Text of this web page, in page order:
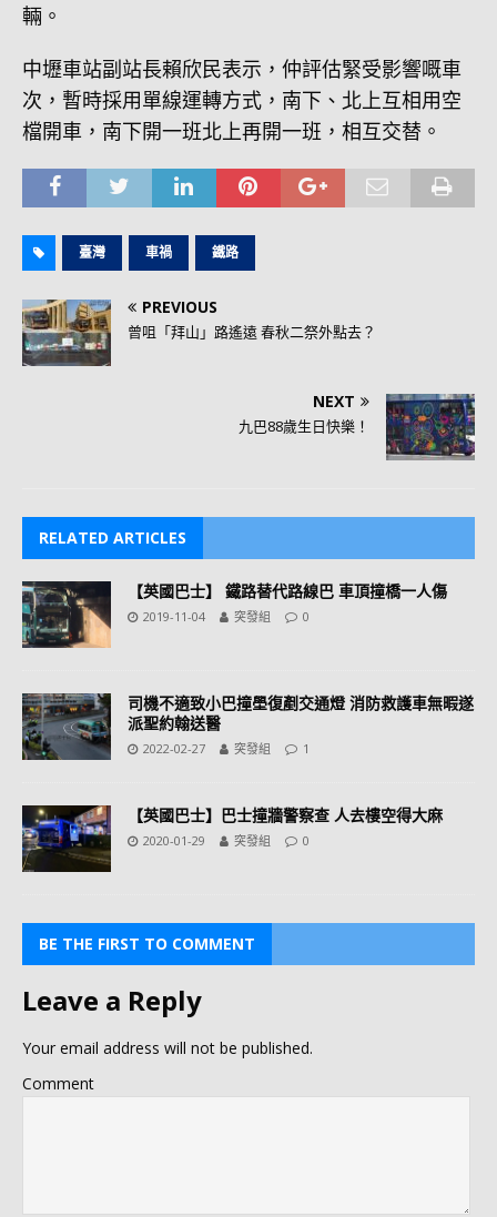
輛。
中壢車站副站長賴欣民表示，仲評估緊受影響嘅車
次，暫時採用單線運轉方式，南下、北上互相用空
檔開車，南下開一班北上再開一班，相互交替。
臺灣 車禍 鐵路
PREVIOUS
曾咀「拜山」路遙遠 春秋二祭外點去？
NEXT
九巴88歲生日快樂！
RELATED ARTICLES
【英國巴士】 鐵路替代路線巴 車頂撞橋一人傷
2019-11-04 突發組 0
司機不適致小巴撞壆復剷交通燈 消防救護車無暇遂
派聖約翰送醫
2022-02-27 突發組 1
【英國巴士】巴士撞牆警察查 人去樓空得大麻
2020-01-29 突發組 0
BE THE FIRST TO COMMENT
Leave a Reply
Your email address will not be published.
Comment